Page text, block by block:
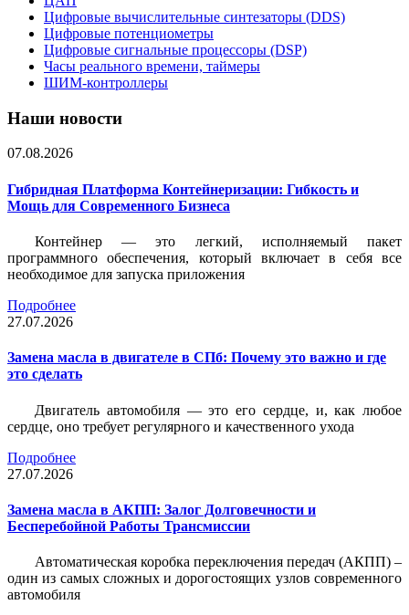
Цифровые вычислительные синтезаторы (DDS)
Цифровые потенциометры
Цифровые сигнальные процессоры (DSP)
Часы реального времени, таймеры
ШИМ-контроллеры
Наши новости
07.08.2026
Гибридная Платформа Контейнеризации: Гибкость и
Мощь для Современного Бизнеса
Контейнер — это легкий, исполняемый пакет
программного обеспечения, который включает в себя все
необходимое для запуска приложения
Подробнее
27.07.2026
Замена масла в двигателе в СПб: Почему это важно и где
это сделать
Двигатель автомобиля — это его сердце, и, как любое
сердце, оно требует регулярного и качественного ухода
Подробнее
27.07.2026
Замена масла в АКПП: Залог Долговечности и
Бесперебойной Работы Трансмиссии
Автоматическая коробка переключения передач (АКПП) –
один из самых сложных и дорогостоящих узлов современного
автомобиля